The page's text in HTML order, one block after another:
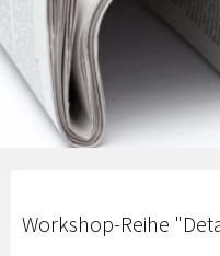
Workshop-Reihe